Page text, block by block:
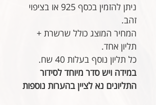
ניתן להזמין בכסף 925 או בציפוי
זהב.
המחיר המוצג כולל שרשרת +
תליון אחד.
כל תליון נוסף בעלות 40 שח.
במידה ויש סדר מיוחד לסידור
התליונים נא לציין בהערות נוספות